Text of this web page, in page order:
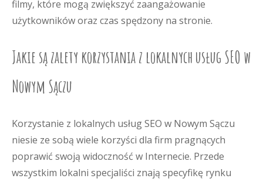
filmy, które mogą zwiększyć zaangażowanie
użytkowników oraz czas spędzony na stronie.
Jakie są zalety korzystania z lokalnych usług SEO w
Nowym Sączu
Korzystanie z lokalnych usług SEO w Nowym Sączu
niesie ze sobą wiele korzyści dla firm pragnących
poprawić swoją widoczność w Internecie. Przede
wszystkim lokalni specjaliści znają specyfikę rynku